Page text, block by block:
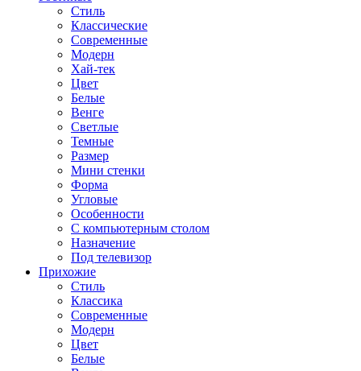
Стиль
Классические
Современные
Модерн
Хай-тек
Цвет
Белые
Венге
Светлые
Темные
Размер
Мини стенки
Форма
Угловые
Особенности
С компьютерным столом
Назначение
Под телевизор
Прихожие
Стиль
Классика
Современные
Модерн
Цвет
Белые